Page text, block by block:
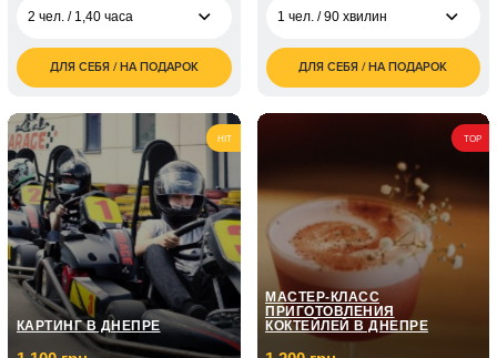
2 чел. / 1,40 часа
6 555
грн
ДЛЯ СЕБЯ / НА ПОДАРОК
1 чел. / 90 хвилин
грн
1 700
грн
ДЛЯ СЕБЯ / НА ПОДАРОК
HIT
КАРТИНГ В ДНЕПРЕ
TOP
МАСТЕР-КЛАСС
ПРИГОТОВЛЕНИЯ
КОКТЕЙЛЕЙ В ДНЕПРЕ